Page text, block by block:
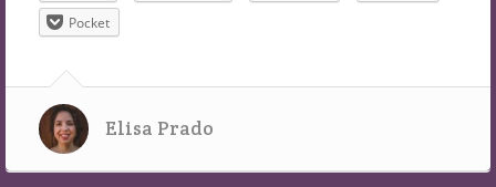
Pocket
Elisa Prado